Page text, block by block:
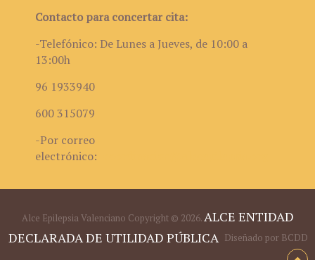
Contacto para concertar cita:
-Telefónico: De Lunes a Jueves, de 10:00 a
13:00h
96 1933940
600 315079
-Por correo
electrónico:
Alce Epilepsia Valenciano Copyright © 2026. ALCE ENTIDAD
DECLARADA DE UTILIDAD PÚBLICA Diseñado por BCDD